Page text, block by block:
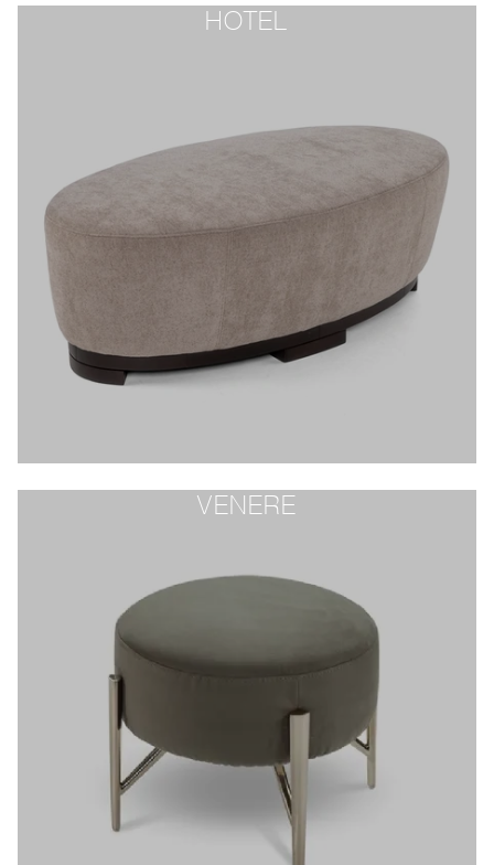
HOTEL
VENERE